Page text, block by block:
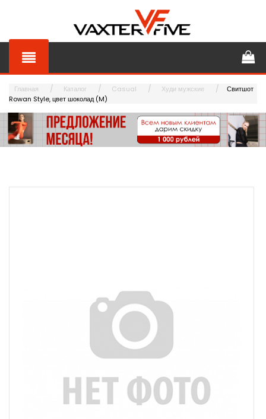
Главная Каталог Casual Худи мужские
Свитшот
Rowan Style, цвет шоколад (M)